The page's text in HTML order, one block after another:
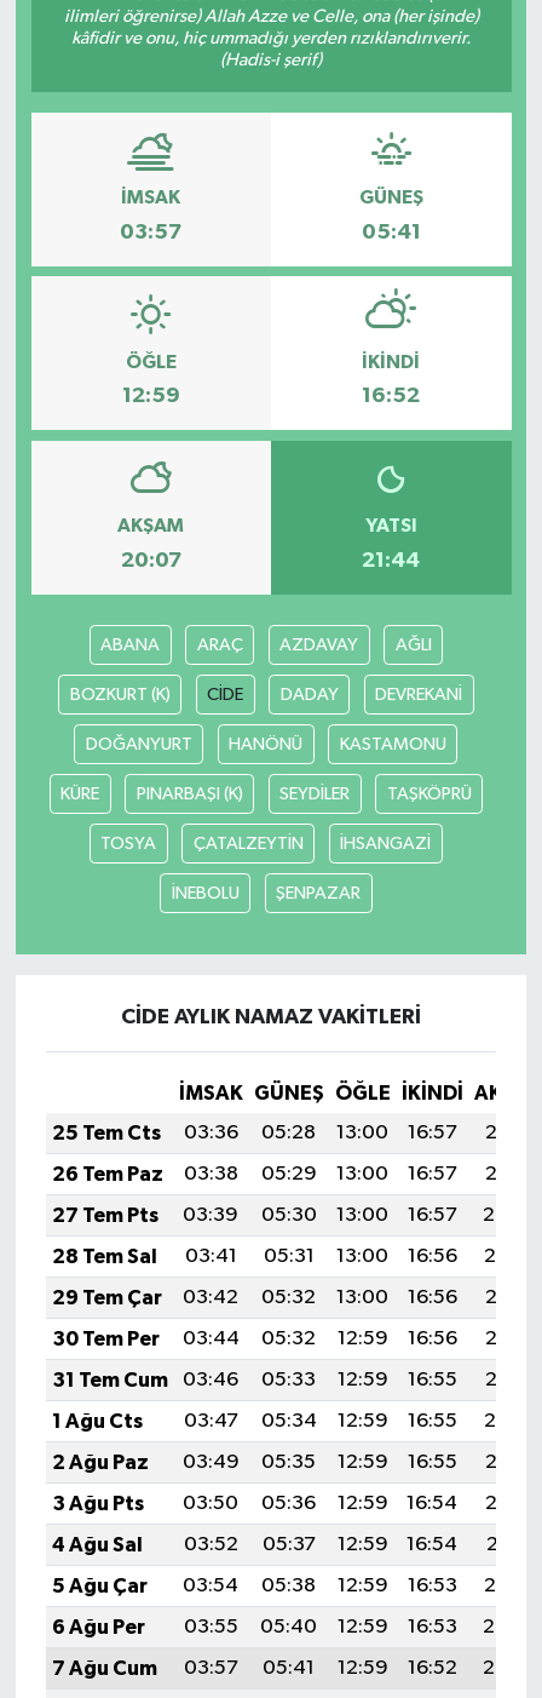
ilimleri öğrenirse) Allah Azze ve Celle, ona (her işinde)
kâfidir ve onu, hiç ummadığı yerden rızıklandırıverir.
(Hadis-i şerif)
İMSAK
03:57
GÜNEŞ
05:41
ÖĞLE
12:59
İKINDI
16:52
AKŞAM
20:07
YATSI
21:44
ABANA ARAÇ AZDAVAY AĞLI
BOZKURT (K) CİDE DADAY DEVREKANİ
DOĞANYURT HANÖNÜ KASTAMONU
KÜRE PINARBAŞI (K) SEYDİLER TAŞKÖPRÜ
TOSYA ÇATALZEYTİN İHSANGAZİ
İNEBOLU ŞENPAZAR
CİDE AYLIK NAMAZ VAKITLERI
İMSAK GÜNEŞ ÖĞLE İKINDI
25 Tem Cts
03:36 05:28 13:00 16:57
20:21
26 Tem Paz
03:38 05:29 13:00 16:57
20:21
27 Tem Pts
03:39 05:30 13:00 16:57
20:20
28 Tem Sal
03:41 05:31 13:00 16:56
20:19
29 Tem Çar
03:42 05:32 13:00 16:56
20:18
30 Tem Per
03:44 05:32 12:59 16:56
20:17
31 Tem Cum
03:46 05:33 12:59 16:55
20:15
1 Ağu Cts
03:47 05:34 12:59 16:55
20:14
2 Ağu Paz
03:49 05:35 12:59 16:55
20:13
3 Ağu Pts
03:50 05:36 12:59 16:54
20:12
4 Ağu Sal
03:52 05:37 12:59 16:54
20:11
5 Ağu Çar
03:54 05:38 12:59 16:53
20:10
6 Ağu Per
03:55 05:40 12:59 16:53
20:08
7 Ağu Cum
03:57 05:41 12:59 16:52
20:07
Devrek
ÇEVRE
BİLİM VE TEKNOLOJİ
Düzce
Ekonomi
Genel
Gökçebey
GÜNDEM
İş ilanı
Kilimli
Kültür - Sanat
MAGAZİN
Sağlık
SİYASET
Spor
Ulusal
Yaşam